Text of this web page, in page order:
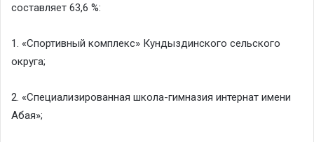
составляет 63,6 %:
1. «Спортивный комплекс» Кундыздинского сельского
округа;
2. «Специализированная школа-гимназия интернат имени
Абая»;